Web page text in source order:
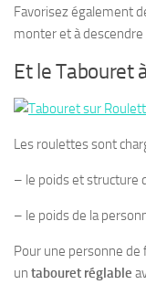
Favorisez également
monter et à descendre
Et le Tabouret
Les roulettes sont
– le poids et structure
– le poids de la
Pour une personne de
un tabouret réglable